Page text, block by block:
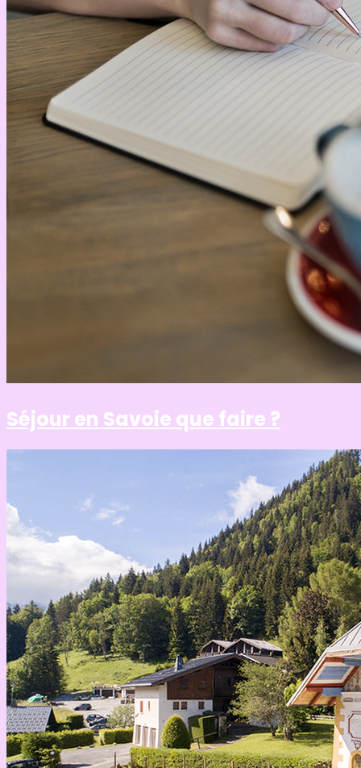
Séjour en Savoie que faire ?